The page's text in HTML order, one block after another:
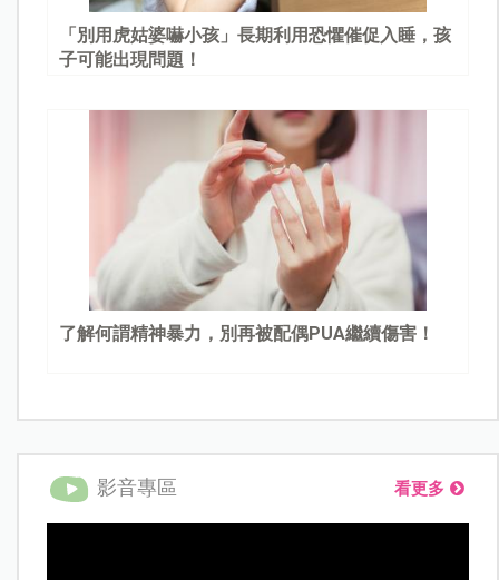
「別用虎姑婆嚇小孩」長期利用恐懼催促入睡，孩
子可能出現問題！
了解何謂精神暴力，別再被配偶PUA繼續傷害！
影音專區 看更多